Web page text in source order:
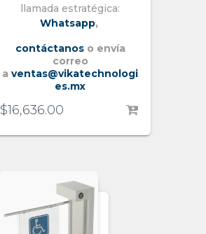
llamada estratégica:
Whatsapp,
contáctanos o envía
correo
a ventas@vikatechnologi
es.mx
$16,636.00